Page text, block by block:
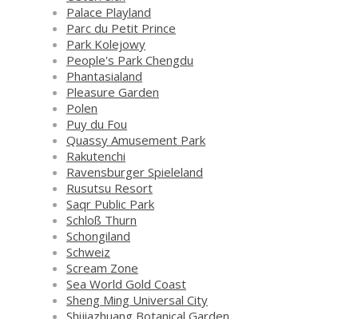
Palace Playland
Parc du Petit Prince
Park Kolejowy
People's Park Chengdu
Phantasialand
Pleasure Garden
Polen
Puy du Fou
Quassy Amusement Park
Rakutenchi
Ravensburger Spieleland
Rusutsu Resort
Saqr Public Park
Schloß Thurn
Schongiland
Schweiz
Scream Zone
Sea World Gold Coast
Sheng Ming Universal City